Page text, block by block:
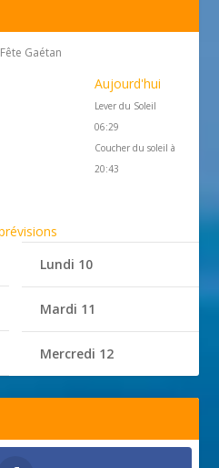
Gaétan
Aujourd'hui
Lever du Soleil
06:29
Coucher du soleil à
20:43
Lundi 10
Mardi 11
Mercredi 12